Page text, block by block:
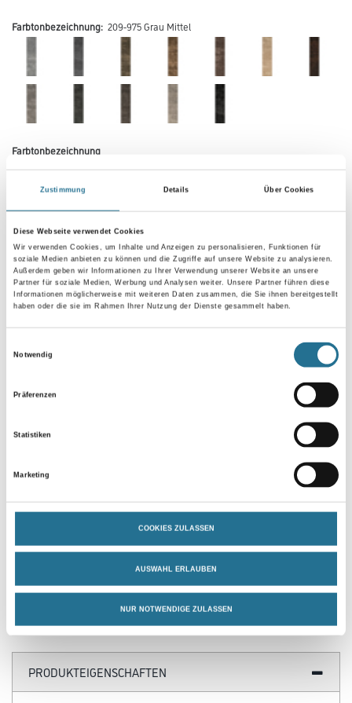
Zustimmung Details Über Cookies
Diese Webseite verwendet Cookies
Wir verwenden Cookies, um Inhalte und Anzeigen zu personalisieren, Funktionen für
soziale Medien anbieten zu können und die Zugriffe auf unsere Website zu analysieren.
Außerdem geben wir Informationen zu Ihrer Verwendung unserer Website an unsere
Partner für soziale Medien, Werbung und Analysen weiter. Unsere Partner führen diese
Informationen möglicherweise mit weiteren Daten zusammen, die Sie ihnen bereitgestellt
haben oder die sie im Rahmen Ihrer Nutzung der Dienste gesammelt haben.
Notwendig
Präferenzen
Statistiken
Marketing
COOKIES ZULASSEN
AUSWAHL ERLAUBEN
NUR NOTWENDIGE ZULASSEN
Verarbeitung Bodenbelag
Farbtonbezeichnung: 209-975 Grau Mittel
Farbtonbezeichnung
Länge in centimeter
Gebinde
PRODUKTEIGENSCHAFTEN